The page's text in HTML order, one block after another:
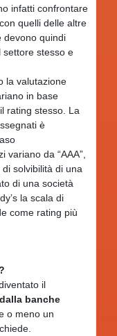
infatti confrontare
quelli delle altre
devono quindi
settore stesso e
la valutazione
in base
rating stesso. La
è
variano da “AAA”,
solvibilità di una
di una società
la scala di
come rating più
il
banche
o meno un